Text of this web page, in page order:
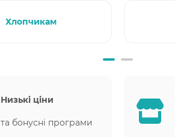
Хлопчикам
Низькі ціни
та бонусні програми